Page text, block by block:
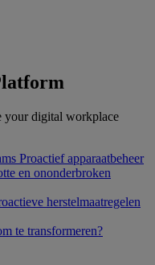
your digital workplace
Proactief apparaatbeheer
en ononderbroken
herstelmaatregelen
te transformeren?